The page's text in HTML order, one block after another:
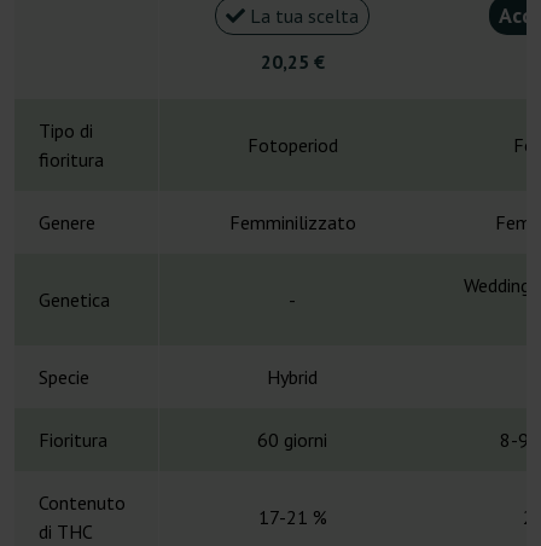
La tua scelta
20,25 €
Tipo di
fioritura
Fotoperiod
Genere Femminilizzato
Genetica -
Wedding
Specie Hybrid
Fioritura 60 giorni 8-9
Contenuto
di THC
17-21 %